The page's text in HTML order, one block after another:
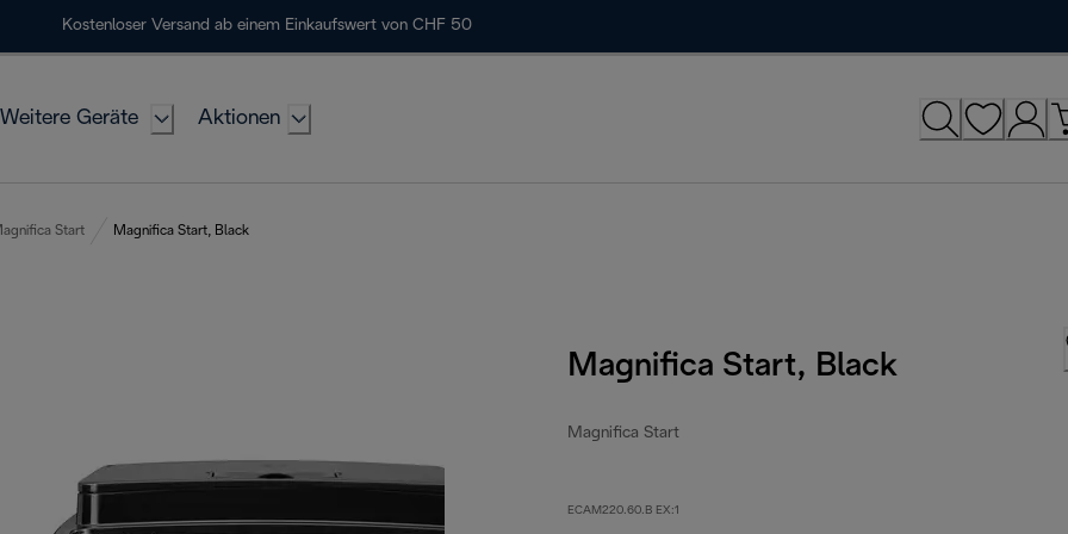
Kostenloser Versand ab einem Einkaufswert von CHF 50
Weitere Geräte Aktionen
Start Magnifica Start, Black
Magnifica Start, Black
Magnifica Start
ECAM220.60.B EX:1